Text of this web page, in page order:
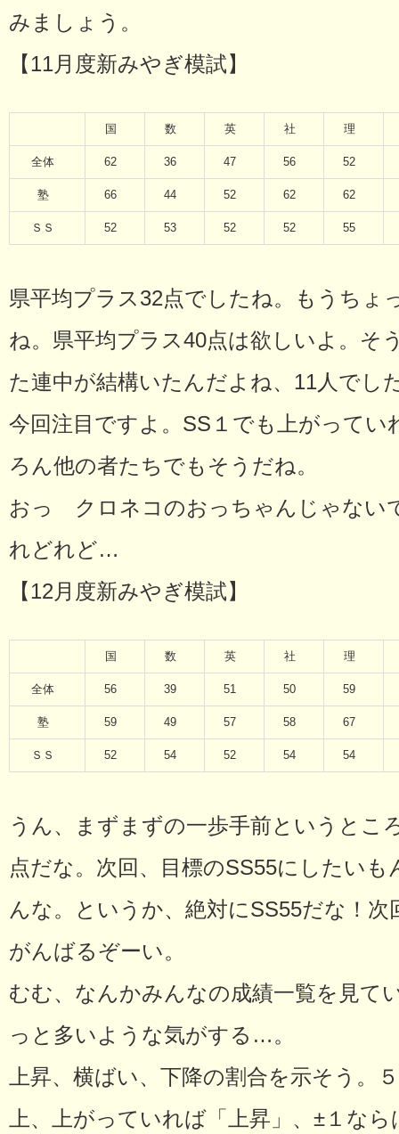
みましょう。
【11月度新みやぎ模試】
国 数 英 社 理
全体 62 36 47 56 52
塾 66 44 52 62 62
ＳＳ 52 53 52 52 55
県平均プラス32点でしたね。もうちょ
ね。県平均プラス40点は欲しいよ。そ
た連中が結構いたんだよね、11人でし
今回注目ですよ。SS１でも上がって
ろん他の者たちでもそうだね。
おっ クロネコのおっちゃんじゃない
れどれど…
【12月度新みやぎ模試】
国 数 英 社 理
全体 56 39 51 50 59
塾 59 49 57 58 67
ＳＳ 52 54 52 54 54
うん、まずまずの一歩手前というとこ
点だな。次回、目標のSS55にしたい
んな。というか、絶対にSS55だな！次
がんばるぞーい。
むむ、なんかみんなの成績一覧を見て
っと多いような気がする…。
上昇、横ばい、下降の割合を示そう。
上、上がっていれば「上昇」、±１な